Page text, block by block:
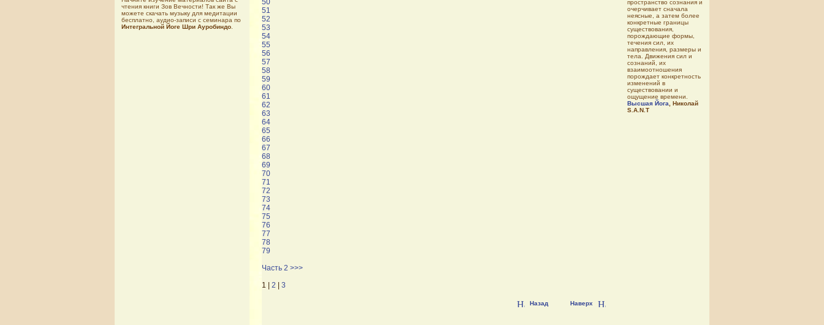
чтения книги Зов Вечности! Так же Вы
можете скачать музыку для медитации
бесплатно, аудио-записи с семинара по
Интегральной Йоге Шри Ауробиндо
50
51
52
53
54
55
56
57
58
59
60
61
62
63
64
65
66
67
68
69
70
71
72
73
74
75
76
77
78
79
Часть 2 >>>
1 | 2 3
Назад Наверх
пространство сознания и
очерчивает сначала
неясные, а затем более
конкретные границы
существования,
порождающие формы,
течения сил, их
направления, размеры и
тела. Движения сил и
сознаний, их
взаимоотношения
порождает конкретность
изменений в
существовании и
ощущение времени.
Высшая Йога , Николай
S.A.N.T